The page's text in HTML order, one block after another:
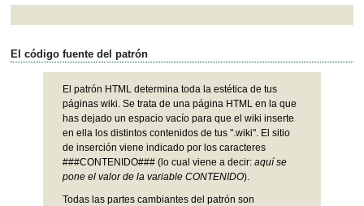
El código fuente del patrón
El patrón HTML determina toda la estética de tus
páginas wiki. Se trata de una página HTML en la que
has dejado un espacio vacío para que el wiki inserte
en ella los distintos contenidos de tus ".wiki". El sitio
de inserción viene indicado por los caracteres
###CONTENIDO### (lo cual viene a decir: aquí se
pone el valor de la variable CONTENIDO).
Todas las partes cambiantes del patrón son